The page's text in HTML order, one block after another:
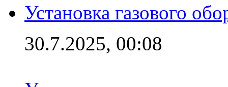
Установка газового
30.7.2025, 00:08